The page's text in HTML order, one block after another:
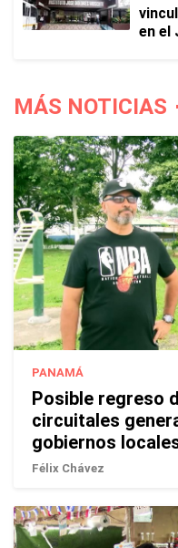
en el
MÁS NOTICIAS
PANAMÁ
Posible regreso
circuitales
gobiernos
Félix Chávez